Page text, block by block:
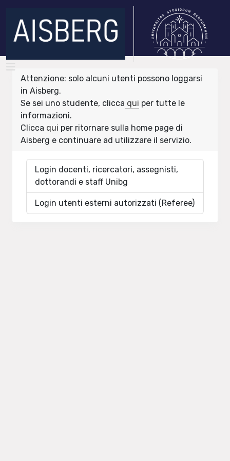
Attenzione: solo alcuni utenti possono loggarsi
in Aisberg.
Se sei uno studente, clicca qui per tutte le
informazioni.
Clicca qui per ritornare sulla home page di
Aisberg e continuare ad utilizzare il servizio.
Login docenti, ricercatori, assegnisti,
dottorandi e staff Unibg
Login utenti esterni autorizzati (Referee)